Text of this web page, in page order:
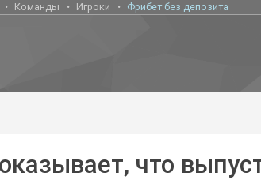
Команды Игроки Фрибет без депозита
что